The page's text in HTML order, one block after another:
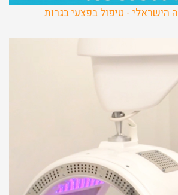
הישראלי - טיפול בפצעי בגרות